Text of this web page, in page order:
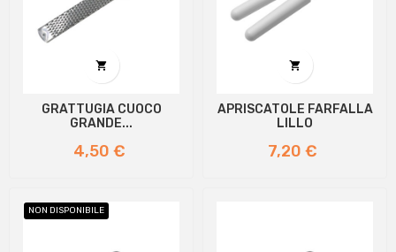

GRATTUGIA CUOCO
GRANDE...
Prezzo
4,50 €

APRISCATOLE FARFALLA
LILLO
Prezzo
7,20 €
NON DISPONIBILE